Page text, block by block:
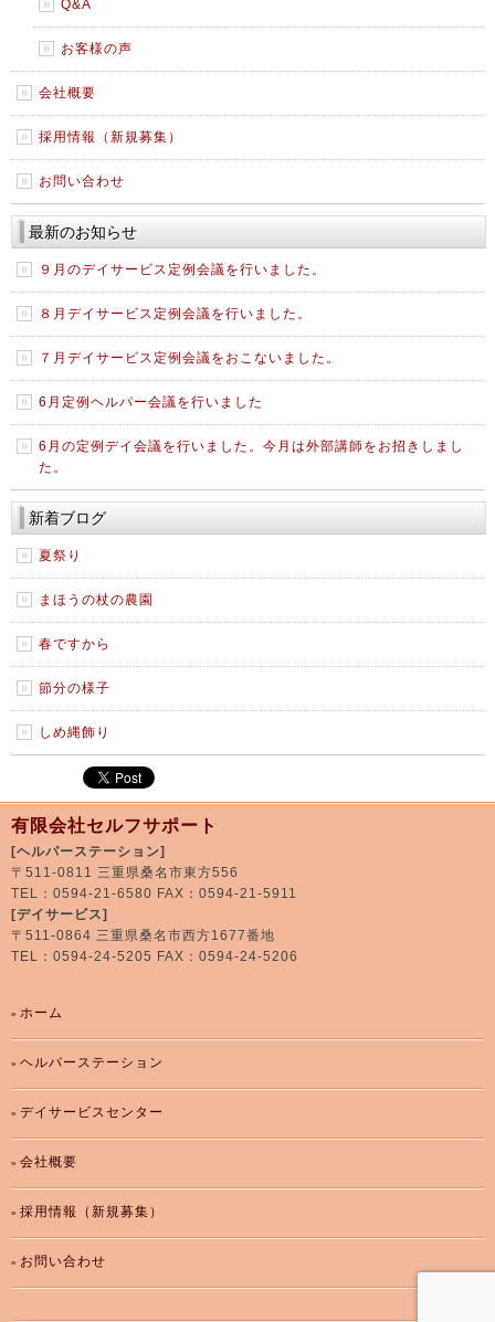
Q&A
お客様の声
会社概要
採用情報（新規募集）
お問い合わせ
最新のお知らせ
９月のデイサービス定例会議を行いました。
８月デイサービス定例会議を行いました。
７月デイサービス定例会議をおこないました。
6月定例ヘルパー会議を行いました
6月の定例デイ会議を行いました。今月は外部講師をお招きしまし
た。
新着ブログ
夏祭り
まほうの杖の農園
春ですから
節分の様子
しめ縄飾り
有限会社セルフサポート
[ヘルパーステーション]
〒511-0811 三重県桑名市東方556
TEL：0594-21-6580 FAX：0594-21-5911
[デイサービス]
〒511-0864 三重県桑名市西方1677番地
TEL：0594-24-5205 FAX：0594-24-5206
ホーム
ヘルパーステーション
デイサービスセンター
会社概要
採用情報（新規募集）
お問い合わせ